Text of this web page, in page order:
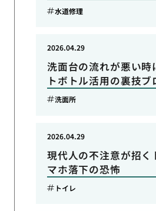
水道修理
洗面台の流れが悪い時
トボトル活用の裏技ブ
2026.04.29
洗面所
現代人の不注意が招く
マホ落下の恐怖
2026.04.29
トイレ